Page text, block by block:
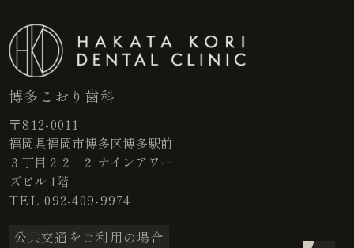
博多こおり歯科
〒812-0011
福岡県福岡市博多区博多駅前
３丁目２２−２ ナインアワー
ズビル 1階
TEL092-409-9974
公共交通をご利用の場合